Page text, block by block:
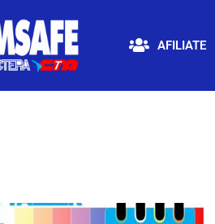
AFILIATE